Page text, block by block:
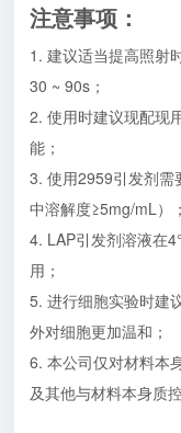
注意事项：
1. 建议适当提高照射
30 ~ 90s；
2. 使用时建议现配现
能；
3. 使用2959引发剂需
中溶解度≥5mg/mL）；
4. LAP引发剂溶液在
用；
5. 进行细胞实验时建
外对细胞更加温和；
6. 本公司仅对材料本
及其他与材料本身质